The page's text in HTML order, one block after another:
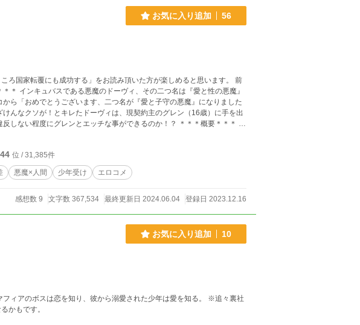
お気に入り追加 56
ろ国家転覆にも成功する」をお読み頂いた方が楽しめると思います。 前
んでR15の範囲内で開発しちゃう感じのお話になりますたぶん。目指せ
挿入、下半身露出等一切無し、あくまでも
2023.12.18 すみませんんん！！R-15って言
位 / 31,385件
悪魔×人間 少年受け エロコメ
感想数 9 文字数 367,534 最終更新日 2024.06.04 登録日 2023.12.16
お気に入り追加 10
のボスは恋を知り、彼から溺愛された少年は愛を知る。 ※追々裏社
かもです。